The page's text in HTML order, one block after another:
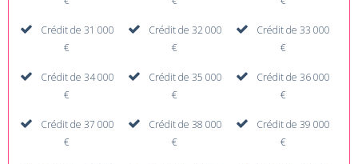
Crédit de 31 000
€
Crédit de 32 000
€
Crédit de 33 000
€
Crédit de 34 000
€
Crédit de 35 000
€
Crédit de 36 000
€
Crédit de 37 000
€
Crédit de 38 000
€
Crédit de 39 000
€